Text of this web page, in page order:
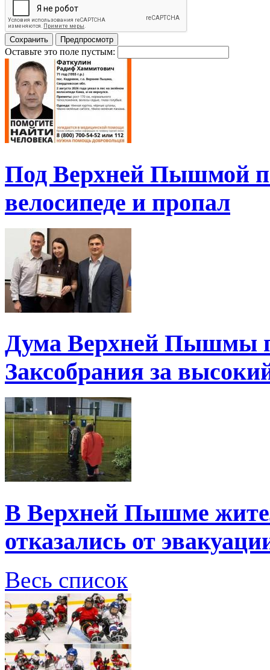
Оставьте это поле пустым:
Под Верхней Пышмой
велосипеде и пропал
Дума Верхней Пышмы
Заксобрания за
В Верхней Пышме
отказались от
Весь список